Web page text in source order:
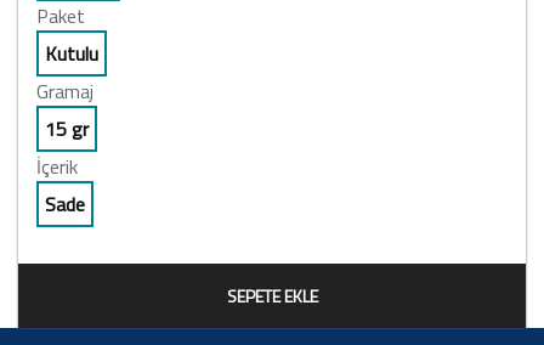
Paket
Kutulu
Gramaj
15 gr
İçerik
Sade
SEPETE EKLE